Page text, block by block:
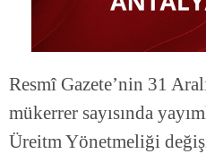
Resmî Gazete’nin 31
mükerrer sayısında
Üreitm Yönetmeliği